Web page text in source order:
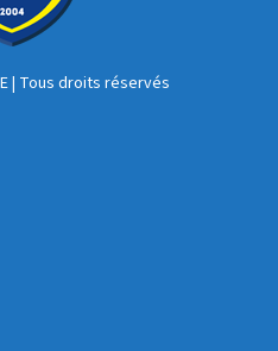
| Tous droits réservés